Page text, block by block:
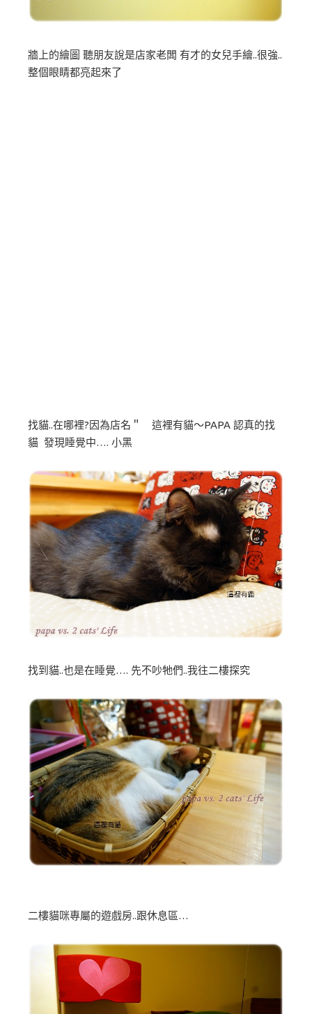
牆上的繪圖 聽朋友說是店家老闆 有才的女兒手繪..很強..
整個眼睛都亮起來了
找貓..在哪裡?因為店名＂ 這裡有貓～PAPA 認真的找
貓 發現睡覺中…. 小黑
找到貓..也是在睡覺…. 先不吵牠們..我往二樓探究
二樓貓咪專屬的遊戲房..跟休息區…